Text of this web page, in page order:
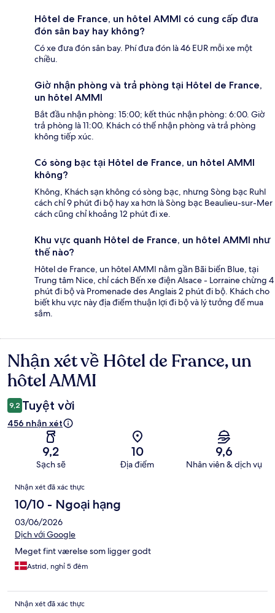
Hôtel de France, un hôtel AMMI có cung cấp đưa
đón sân bay hay không?
Có xe đưa đón sân bay. Phí đưa đón là 46 EUR mỗi xe một
chiều.
Giờ nhận phòng và trả phòng tại Hôtel de France,
un hôtel AMMI
Bắt đầu nhận phòng: 15:00; kết thúc nhận phòng: 6:00. Giờ
trả phòng là 11:00. Khách có thể nhận phòng và trả phòng
không tiếp xúc.
Có sòng bạc tại Hôtel de France, un hôtel AMMI
không?
Không, Khách sạn không có sòng bạc, nhưng Sòng bạc Ruhl
cách chỉ 9 phút đi bộ hay xa hơn là Sòng bạc Beaulieu-sur-Mer
cách cũng chỉ khoảng 12 phút đi xe.
Khu vực quanh Hôtel de France, un hôtel AMMI như
thế nào?
Hôtel de France, un hôtel AMMI nằm gần Bãi biển Blue, tại
Trung tâm Nice, chỉ cách Bến xe điện Alsace - Lorraine chừng 4
phút đi bộ và Promenade des Anglais 2 phút đi bộ. Khách cho
biết khu vực này địa điểm thuận lợi đi bộ và lý tưởng để mua
sắm.
Nhận
xét
Nhận xét về Hôtel de France, un
hôtel AMMI
9,2 Tuyệt vời
456 nhận xét
9,2
Sạch sẽ
10
Địa điểm
9,6
Nhân viên & dịch vụ
Nhận
xét
Nhận xét đã xác thực
10/10 - Ngoại hạng
03/06/2026
Dịch với Google
Meget fint værelse som ligger godt
Astrid, nghỉ 5 đêm
Nhận xét đã xác thực